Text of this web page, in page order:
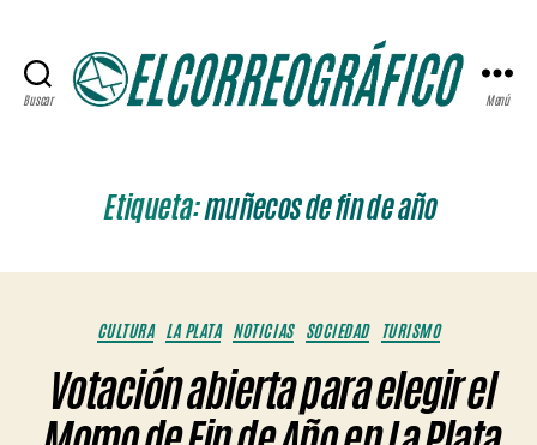
Buscar Menú
Etiqueta:muñecos de fin de año
Categorías
CULTURA LA PLATA NOTICIAS SOCIEDAD TURISMO
Votación abierta para elegir el